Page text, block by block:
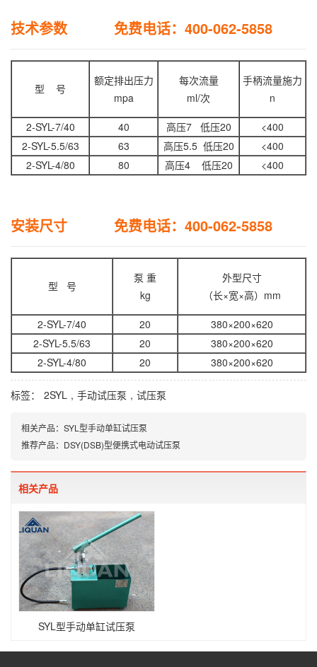
技术参数 免费电话：400-062-5858
型 号
额定排出压力
mpa
每次流量
ml/次
手柄流量施力
n
2-SYL-7/40 40 高压7 低压20
<400
2-SYL-5.5/63
63 高压5.5 低压20
<400
2-SYL-4/80
80 高压4 低压20 <400
安装尺寸 免费电话：400-062-5858
型 号
泵 重
kg
外型尺寸
（长×宽×高）mm
2-SYL-7/40 20
380×200×620
2-SYL-5.5/63
20
380×200×620
2-SYL-4/80
20 380×200×620
标签： 2SYL , 手动试压泵 , 试压泵
相关产品： SYL型手动单缸试压泵
推荐产品： DSY(DSB)型便携式电动试压泵
相关产品
SYL型手动单缸试压泵